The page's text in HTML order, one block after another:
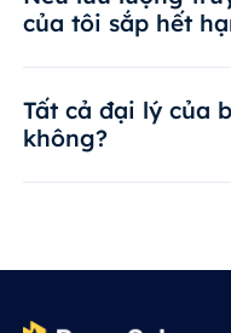
của tôi sắp hết
Tất cả đại lý của
không?